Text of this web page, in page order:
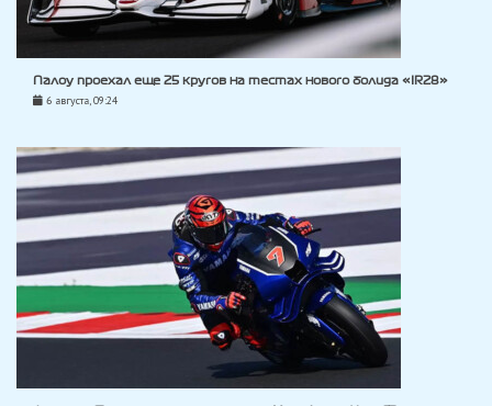
Палоу проехал еще 25 кругов на тестах нового болида «IR28»
6 августа, 09:24